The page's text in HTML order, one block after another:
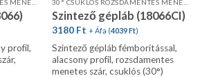
profil,
Szintező gépláb (18066CI)
3180 Ft + Áfa (4039Ft)
Szintező gépláb fémborítással,
alacsony profil, rozsdamentes
menetes szár, csuklós (30°)